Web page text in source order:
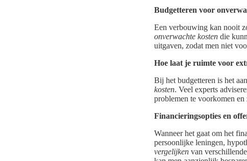
Budgetteren voor
Een verbouwing kan nooit
onverwachte kosten die
uitgaven, zodat men niet
Hoe laat je ruimte voor
Bij het budgetteren is het
kosten. Veel experts
problemen te voorkomen
Financieringsopties en
Wanneer het gaat om het
persoonlijke leningen,
vergelijken van